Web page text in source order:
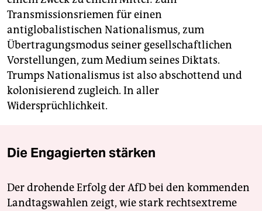
Transmissionsriemen für einen
antiglobalistischen Nationalismus, zum
Übertragungsmodus seiner gesellschaftlichen
Vorstellungen, zum Medium seines Diktats.
Trumps Nationalismus ist also abschottend und
kolonisierend zugleich. In aller
Widersprüchlichkeit.
Die Engagierten stärken
Der drohende Erfolg der AfD bei den kommenden
Landtagswahlen zeigt, wie stark rechtsextreme